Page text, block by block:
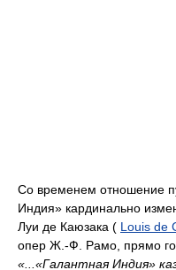
Со временем отношение
Индия» кардинально
Луи де Каюзака ( Louis de
опер Ж.-Ф. Рамо, прямо
«...«Галантная Индия»